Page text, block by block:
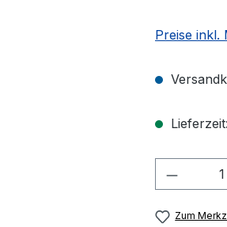
Preise inkl.
Zum